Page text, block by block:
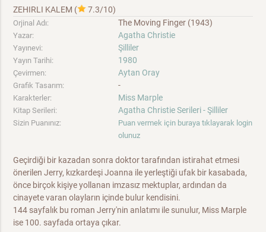
ZEHIRLI KALEM ( 7.3/10)
Orjinal Adı: The Moving Finger (1943)
Yazar: Agatha Christie
Yayınevi: Şilliler
Yayın Tarihi: 1980
Çevirmen: Aytan Oray
Grafik Tasarım: -
Karakterler: Miss Marple
Kitap Serileri: Agatha Christie Serileri - Şilliler
Sizin Puanınız:
Puan vermek için buraya tıklayarak login
olunuz
Geçirdiği bir kazadan sonra doktor tarafından istirahat etmesi
önerilen Jerry, kızkardeşi Joanna ile yerleştiği ufak bir kasabada,
önce birçok kişiye yollanan imzasız mektuplar, ardından da
cinayete varan olayların içinde bulur kendisini.
144 sayfalık bu roman Jerry'nin anlatımı ile sunulur, Miss Marple
ise 100. sayfada ortaya çıkar.